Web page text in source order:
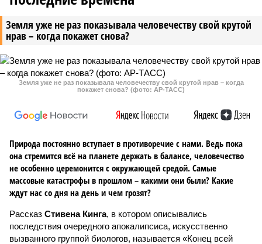
Земля уже не раз показывала человечеству свой крутой
нрав – когда покажет снова?
Земля уже не раз показывала человечеству свой крутой нрав – когда
покажет снова? (фото: АР-ТАСС)
Природа постоянно вступает в противоречие с нами. Ведь пока
она стремится всё на планете держать в балансе, человечество
не особенно церемонится с окружающей средой. Самые
массовые катастрофы в прошлом – какими они были? Какие
ждут нас со дня на день и чем грозят?
Рассказ Стивена Кинга, в котором описывались
последствия очередного апокалипсиса, искусственно
вызванного группой биологов, называется «Конец всей